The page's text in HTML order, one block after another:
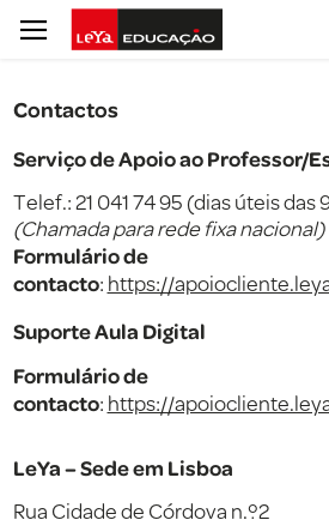
Contactos
Serviço de Apoio ao Professor/
Telef.: 21 041 74 95 (dias úteis das
(Chamada para rede fixa nacional)
Formulário de
contacto: https://
Suporte Aula Digital
Formulário de
contacto: https://
LeYa – Sede em Lisboa
Rua Cidade de Córdova n.º2